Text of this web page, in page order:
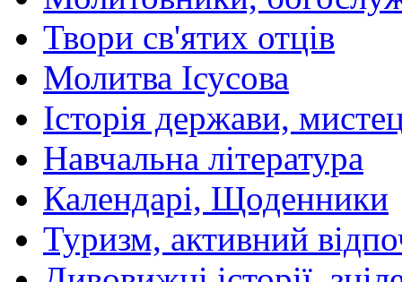
Твори св'ятих отців
Молитва Ісусова
Історія держави,
Навчальна література
Календарі, Щоденники
Туризм, активний